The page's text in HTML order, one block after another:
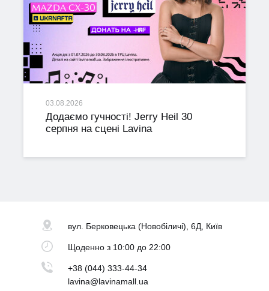
03.08.2026
Додаємо гучності! Jerry Heil 30
серпня на сцені Lavina
вул. Берковецька(Новобіличі), 6Д, Київ
Щоденноз 10:00 до 22:00
+38 (044) 333-44-34
lavina@lavinamall.ua